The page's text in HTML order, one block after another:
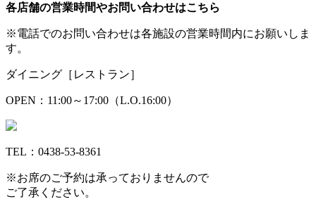
各店舗の営業時間やお問い合わせはこちら
※電話でのお問い合わせは各施設の営業時間内にお願いしま
す。
ダイニング［レストラン］
OPEN：11:00～17:00（L.O.16:00）
TEL：0438-53-8361
※お席のご予約は承っておりませんので
ご了承ください。